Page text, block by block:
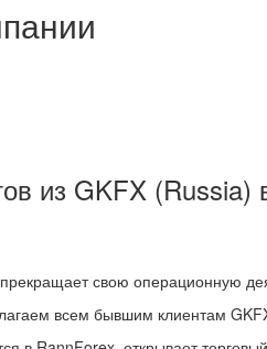
из GKFX (Russia)
прекращает свою операционную
всем бывшим клиентам